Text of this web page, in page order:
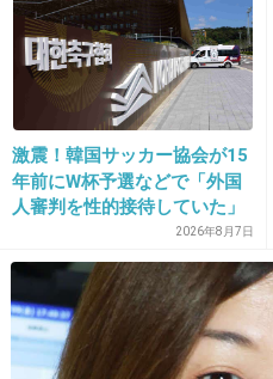
19. 匿名2019/11/06(水) 17:40:47
新入社員だった生田ア
句に竹林不倫
美貌があるって凄いなぁ
20. 匿名2019/11/06(水) 17:40:58
>>8
激震！韓国サッカー協会が15
年前にW杯予選などで「外国
人審判を性的接待していた」
疑惑のスキャンダルが発覚！
7試合20人が対象で日本人審
判が含まれていたとの指摘
も…
2026年8月7日